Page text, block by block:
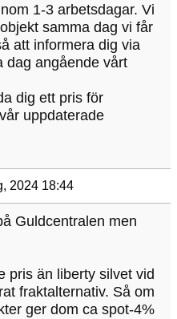
1-3 arbetsdagar. Vi
samma dag vi får
att informera dig via
dag angående vårt
dig ett pris för
uppdaterade
2024 18:44
Guldcentralen men
pris än liberty silvet vid
fraktalternativ. Så om
ger dom ca spot-4%